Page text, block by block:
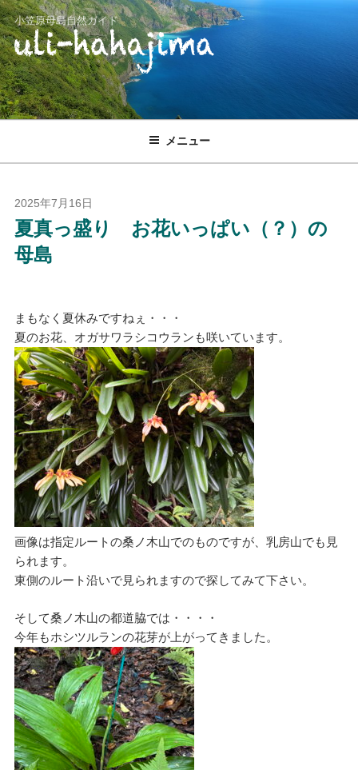
コ
ン
テ
ン
ツ
へ
ス
ッ
小笠原母島自然ガイド
メニュー
投
稿
日:
2025年7月16日
夏真っ盛り お花いっぱい（？）の
母島
まもなく夏休みですねぇ・・・
夏のお花、オガサワラシコウランも咲いています。
画像は指定ルートの桑ノ木山でのものですが、乳房山でも見
られます。
東側のルート沿いで見られますので探してみて下さい。
そして桑ノ木山の都道脇では・・・・
今年もホシツルランの花芽が上がってきました。